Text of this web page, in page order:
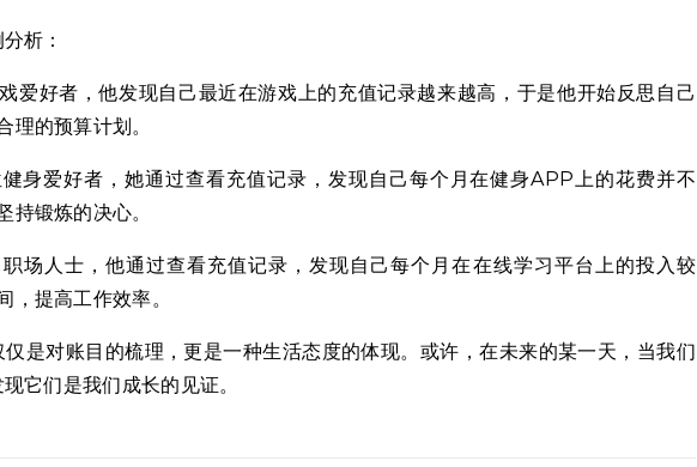
析：
爱好者，他发现自己最近在游戏上的充值记录越来越高，于是他开始反思自己
理的预算计划。
身爱好者，她通过查看充值记录，发现自己每个月在健身APP上的花费并不
持锻炼的决心。
场人士，他通过查看充值记录，发现自己每个月在在线学习平台上的投入较
，提高工作效率。
是对账目的梳理，更是一种生活态度的体现。或许，在未来的某一天，当我们
它们是我们成长的见证。